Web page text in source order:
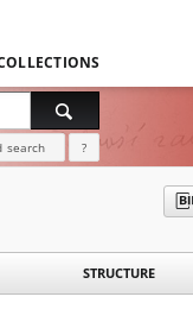
search ?
STRUCTURE